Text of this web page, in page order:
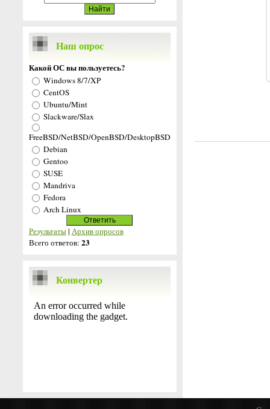
Наш опрос
Какой ОС вы пользуетесь?
Windows 8/7/XP
CentOS
Ubuntu/Mint
Slackware/Slax
FreeBSD/NetBSD/OpenBSD/DesktopBSD
Debian
Gentoo
SUSE
Mandriva
Fedora
Arch Linux
Результаты| Архив опросов
Всего ответов: 23
Конвертер